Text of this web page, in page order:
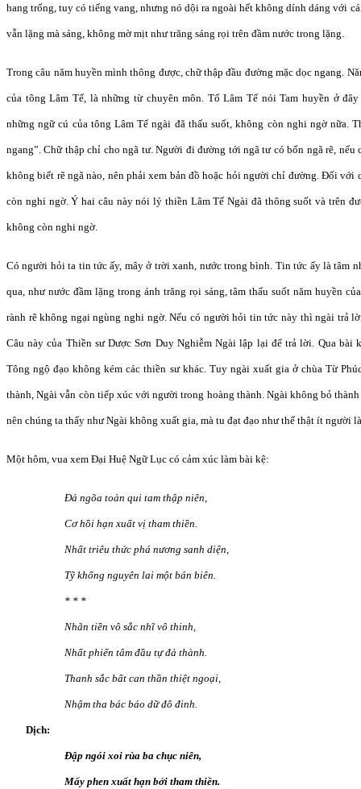
hang trống, tuy có tiếng vang, nhưng nó dội ra ngoài hết không dính dáng với
vẫn lặng mà sáng, không mờ mịt như trăng sáng rọi trên đầm nước trong lặng.
Trong câu năm huyền mình thông được, chữ thập đầu đường mặc dọc ngang.
của tông Lâm Tế, là những từ chuyên môn. Tổ Lâm Tế nói Tam huyền ở
những ngữ cú của tông Lâm Tế ngài đã thấu suốt, không còn nghi ngờ nữa.
ngang”. Chữ thập chỉ cho ngã tư. Người đi đường tới ngã tư có bốn ngã rẽ,
không biết rẽ ngã nào, nên phải xem bản đồ hoặc hỏi người chỉ đường. Đối với
còn nghi ngờ. Ý hai câu này nói lý thiền Lâm Tế Ngài đã thông suốt và trên
không còn nghi ngờ.
Có người hỏi ta tin tức ấy, mây ở trời xanh, nước trong bình. Tin tức ấy là tâm
qua, như nước đầm lặng trong ánh trăng rọi sáng, tâm thấu suốt năm huyền
rành rẽ không ngại ngùng nghi ngờ. Nếu có người hỏi tin tức này thì ngài trả
Câu này của Thiền sư Dược Sơn Duy Nghiễm Ngài lập lại để trả lời. Qua bài
Tông ngộ đạo không kém các thiền sư khác. Tuy ngài xuất gia ở chùa Từ
thành, Ngài vẫn còn tiếp xúc với người trong hoàng thành. Ngài không bỏ
nên chúng ta thấy như Ngài không xuất gia, mà tu đạt đạo như thế thật ít người
Một hôm, vua xem Đại Huệ Ngữ Lục có cảm xúc làm bài kệ:
Đả ngõa toản qui tam thập niên,
Cơ hồi hạn xuất vị tham thiền.
Nhất triêu thức phá nương sanh diện,
Tỹ khổng nguyên lai một bán biên.
* * *
Nhãn tiền vô sắc nhĩ vô thinh,
Nhất phiến tâm đầu tự đả thành.
Thanh sắc bất can thần thiệt ngoại,
Nhậm tha bác báo dữ đô đinh.
Dịch:
Đập ngói xoi rùa ba chục niên,
Mấy phen xuất hạn bởi tham thiền.